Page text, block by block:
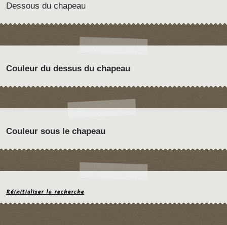
Dessous du chapeau
Couleur du dessus du chapeau
Couleur sous le chapeau
Réinitialiser la recherche